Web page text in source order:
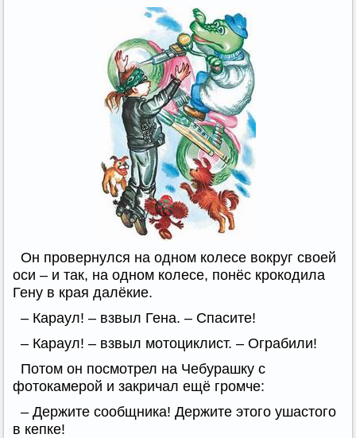
Он провернулся на одном колесе вокруг своей
оси – и так, на одном колесе, понёс крокодила
Гену в края далёкие.
– Караул! – взвыл Гена. – Спасите!
– Караул! – взвыл мотоциклист. – Ограбили!
Потом он посмотрел на Чебурашку с
фотокамерой и закричал ещё громче:
– Держите сообщника! Держите этого ушастого
в кепке!